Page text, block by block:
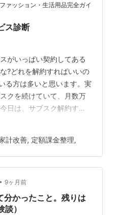
、ウェブサイト上のマイ
解…
ァッション・生活用品完全ガイ
ス診断
がいっぱい契約してある
?どれを解約すればいいの
る方は多いと思います。実
クを続けていて、月数万
日は、サブスク解約すべ
まず、サブスクについ
。 サブスクリプションサ
払って継続的にサービス
の場合）自動更新が標準
解約手続きを忘れるとず
額合計が…
計改善, 定額課金整理,
• 9ヶ月前
分かったこと。残りは
）